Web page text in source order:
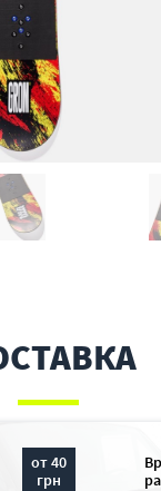
от 40
грн